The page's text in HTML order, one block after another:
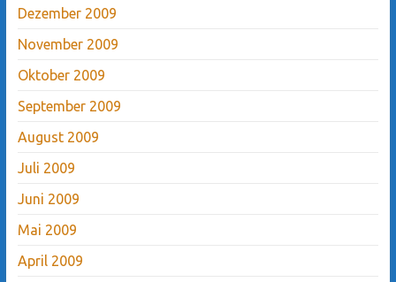
Dezember 2009
November 2009
Oktober 2009
September 2009
August 2009
Juli 2009
Juni 2009
Mai 2009
April 2009